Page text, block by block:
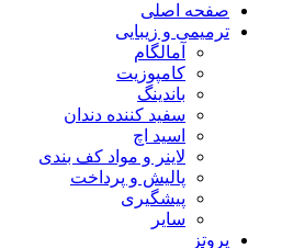
صفحه اصلی
ترمیمی و زیبایی
آمالگام
کامپوزیت
باندینگ
سفید کننده دندان
اسید اچ
لاینر و مواد کف بندی
پالیش و پرداخت
پیشگیری
سایر
پروتز